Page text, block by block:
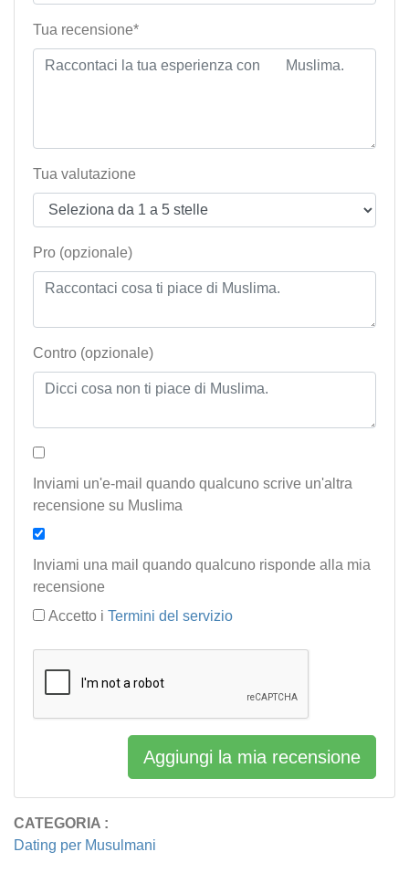
CATEGORIA :
Dating per Musulmani
Tua recensione*
Tua valutazione
Pro (opzionale)
Contro (opzionale)
Inviami un'e-mail quando qualcuno scrive un'altra
recensione su Muslima
Inviami una mail quando qualcuno risponde alla mia
recensione
Accetto i Termini del servizio
Aggiungi la mia recensione